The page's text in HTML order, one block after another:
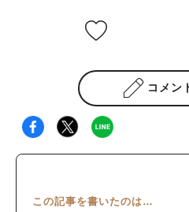
コメン
この記事を書いたのは…